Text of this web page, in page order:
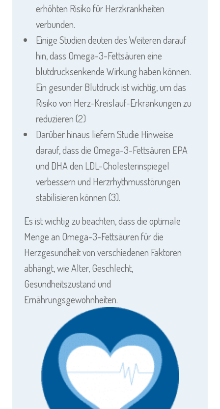
erhöhten Risiko für Herzkrankheiten
verbunden.
Einige Studien deuten des Weiteren darauf
hin, dass Omega-3-Fettsäuren eine
blutdrucksenkende Wirkung haben können.
Ein gesunder Blutdruck ist wichtig, um das
Risiko von Herz-Kreislauf-Erkrankungen zu
reduzieren (2)
Darüber hinaus liefern Studie Hinweise
darauf, dass die Omega-3-Fettsäuren EPA
und DHA den LDL-Cholesterinspiegel
verbessern und Herzrhythmusstörungen
stabilisieren können (3).
Es ist wichtig zu beachten, dass die optimale
Menge an Omega-3-Fettsäuren für die
Herzgesundheit von verschiedenen Faktoren
abhängt, wie Alter, Geschlecht,
Gesundheitszustand und
Ernährungsgewohnheiten.